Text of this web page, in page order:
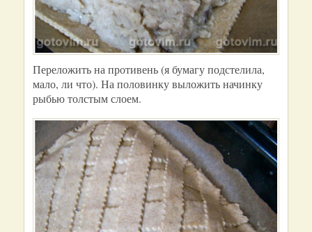
Переложить на противень (я бумагу подстелила,
мало, ли что). На половинку выложить начинку
рыбью толстым слоем.